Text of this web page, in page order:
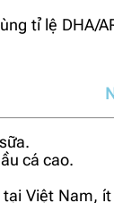
tỉ lệ DHA/
cá cao.
Việt Nam,